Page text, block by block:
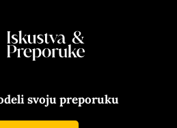
svoju preporuku